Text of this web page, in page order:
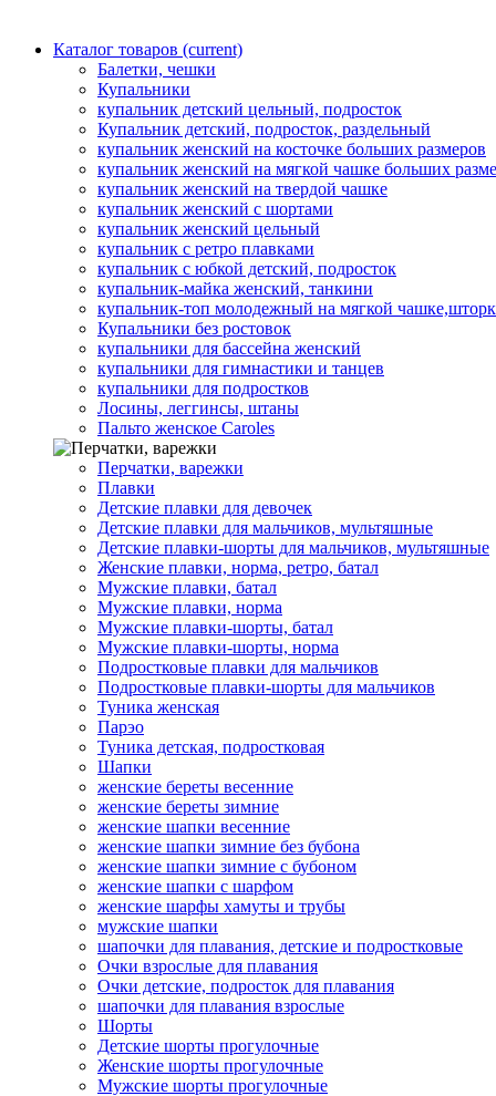
Каталог товаров (current)
Балетки, чешки
Купальники
купальник детский цельный, подросток
Купальник детский, подросток, раздельный
купальник женский на косточке больших размеров
купальник женский на мягкой чашке больших
купальник женский на твердой чашке
купальник женский с шортами
купальник женский цельный
купальник с ретро плавками
купальник с юбкой детский, подросток
купальник-майка женский, танкини
купальник-топ молодежный на мягкой
Купальники без ростовок
купальники для бассейна женский
купальники для гимнастики и танцев
купальники для подростков
Лосины, леггинсы, штаны
Пальто женское Caroles
Перчатки, варежки
Плавки
Детские плавки для девочек
Детские плавки для мальчиков, мультяшные
Детские плавки-шорты для мальчиков, мультяшные
Женские плавки, норма, ретро, батал
Мужские плавки, батал
Мужские плавки, норма
Мужские плавки-шорты, батал
Мужские плавки-шорты, норма
Подростковые плавки для мальчиков
Подростковые плавки-шорты для мальчиков
Туникa женская
Парэо
Туника детская, подростковая
Шапки
женские береты весенние
женские береты зимние
женские шапки весенние
женские шапки зимние без бубона
женские шапки зимние с бубоном
женские шапки с шарфом
женские шарфы хамуты и трубы
мужские шапки
шапочки для плавания, детские и подростковые
Очки взрослые для плавания
Очки детские, подросток для плавания
шапочки для плавания взрослые
Шорты
Детские шорты прогулочные
Женские шорты прогулочные
Мужские шорты прогулочные